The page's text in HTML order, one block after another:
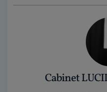
Cabinet